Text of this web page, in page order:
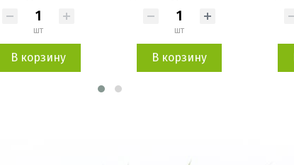
шт
В корзину
шт
В корзину